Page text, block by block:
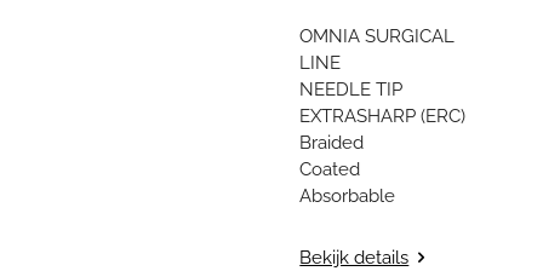
OMNIA SURGICAL
LINE
NEEDLE TIP
EXTRASHARP (ERC)
Braided
Coated
Absorbable
Bekijk details